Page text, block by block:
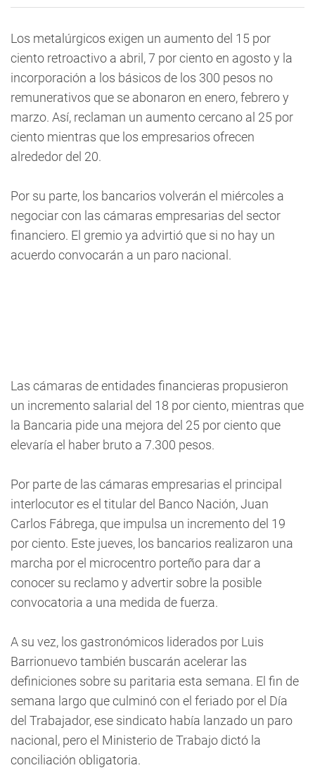
Los metalúrgicos exigen un aumento del 15 por
ciento retroactivo a abril, 7 por ciento en agosto y la
incorporación a los básicos de los 300 pesos no
remunerativos que se abonaron en enero, febrero y
marzo. Así, reclaman un aumento cercano al 25 por
ciento mientras que los empresarios ofrecen
alrededor del 20.
Por su parte, los bancarios volverán el miércoles a
negociar con las cámaras empresarias del sector
financiero. El gremio ya advirtió que si no hay un
acuerdo convocarán a un paro nacional.
Las cámaras de entidades financieras propusieron
un incremento salarial del 18 por ciento, mientras que
la Bancaria pide una mejora del 25 por ciento que
elevaría el haber bruto a 7.300 pesos.
Por parte de las cámaras empresarias el principal
interlocutor es el titular del Banco Nación, Juan
Carlos Fábrega, que impulsa un incremento del 19
por ciento. Este jueves, los bancarios realizaron una
marcha por el microcentro porteño para dar a
conocer su reclamo y advertir sobre la posible
convocatoria a una medida de fuerza.
A su vez, los gastronómicos liderados por Luis
Barrionuevo también buscarán acelerar las
definiciones sobre su paritaria esta semana. El fin de
semana largo que culminó con el feriado por el Día
del Trabajador, ese sindicato había lanzado un paro
nacional, pero el Ministerio de Trabajo dictó la
conciliación obligatoria.